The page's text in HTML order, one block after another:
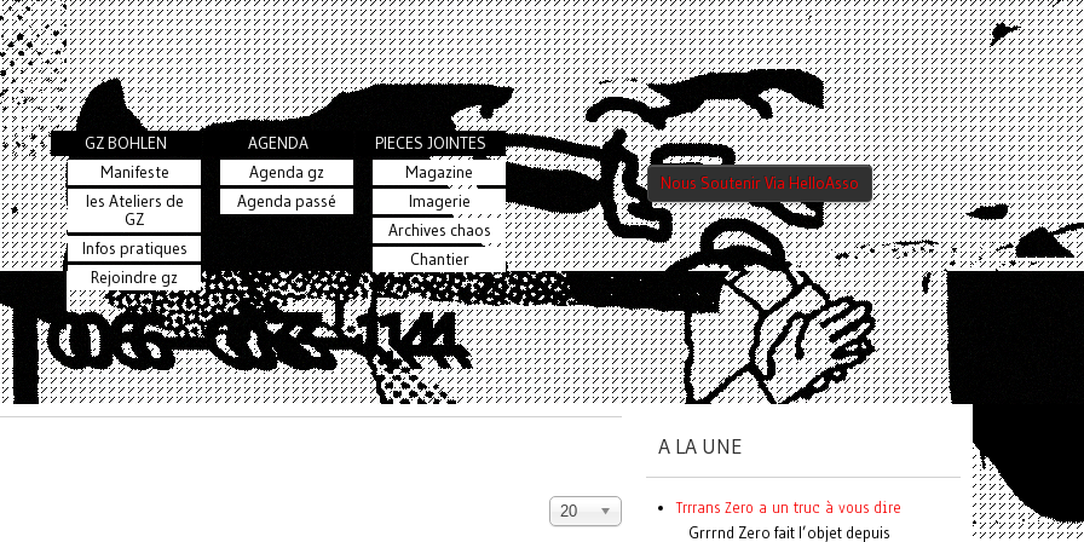
GZ BOHLEN
Manifeste
les Ateliers de
GZ
Infos pratiques
Rejoindre gz
AGENDA
Agenda gz
Agenda passé
PIECES JOINTES
Magazine
Imagerie
Archives chaos
Chantier
Nous Soutenir Via HelloAsso
20
A LA UNE
Trrrans Zero a un truc à vous dire
Grrrnd Zero fait l’objet depuis